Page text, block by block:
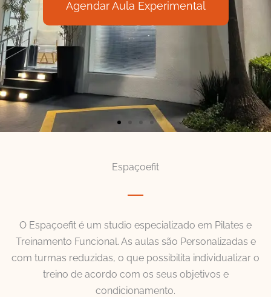
Agendar Aula Experimental
Espaçoefit
O Espaçoefit é um studio especializado em Pilates e
Treinamento Funcional. As aulas são Personalizadas e
com turmas reduzidas, o que possibilita individualizar o
treino de acordo com os seus objetivos e
condicionamento.